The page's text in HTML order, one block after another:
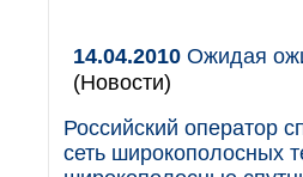
14.04.2010 Ожидая
(Новости)
Российский оператор
сеть широкополосных